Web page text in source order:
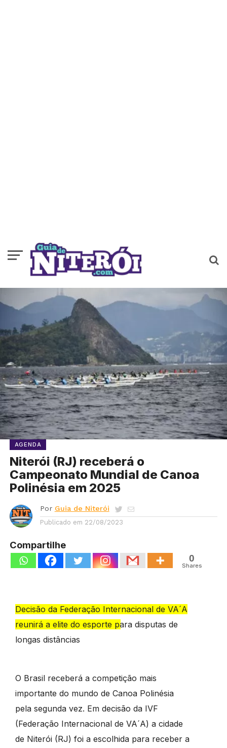
AGENDA
Niterói (RJ) receberá o
Campeonato Mundial de Canoa
Polinésia em 2025
Por Guia de Niterói
Publicado em 22/08/2023
Compartilhe
0
Shares
Decisão da Federação Internacional de VA´A
reunirá a elite do esporte para disputas de
longas distâncias
O Brasil receberá a competição mais
importante do mundo de Canoa Polinésia
pela segunda vez. Em decisão da IVF
(Federação Internacional de VA´A) a cidade
de Niterói (RJ) foi a escolhida para receber a